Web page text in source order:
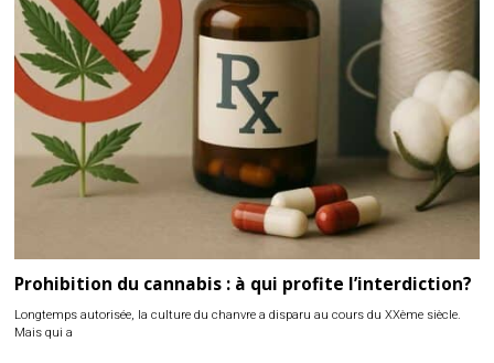
Prohibition du cannabis : à qui profite l’interdiction?
Longtemps autorisée, la culture du chanvre a disparu au cours du XXème siècle.
Mais qui a